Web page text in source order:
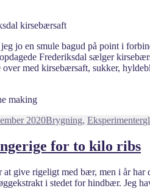
kirsebærsaft
jo en smule bagud på point i
Frederiksdal sælger
over med kirsebærsaft, sukker,
making
2020Kategorier
Brygning, Eksperimenter
for to kilo ribs
at give rigeligt med bær, men i år
i stedet for hindbær. Jeg